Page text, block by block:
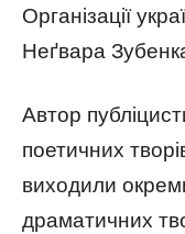
Організації
Неґвара
Автор
поетичних
виходили
драматичних